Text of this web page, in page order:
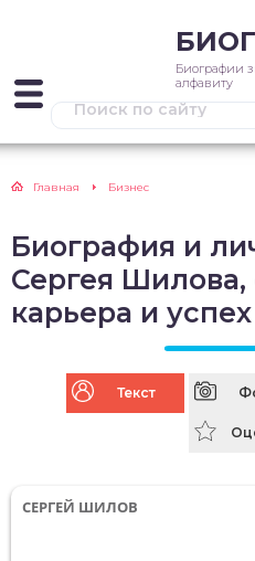
Биографии
алфавиту
Главная Бизнес
Биография и
Сергея Шилова,
карьера и
Текст
СЕРГЕЙ ШИЛОВ